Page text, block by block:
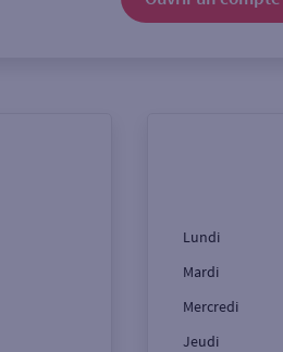
Lundi
Mardi
Mercredi
Jeudi